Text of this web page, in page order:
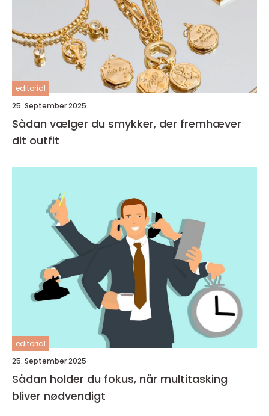
editorial
25. September 2025
Sådan vælger du smykker, der fremhæver
dit outfit
editorial
25. September 2025
Sådan holder du fokus, når multitasking
bliver nødvendigt